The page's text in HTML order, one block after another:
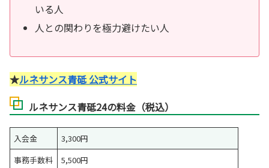
いる人
人との関わりを極力避けたい人
★ルネサンス青砥 公式サイト
ルネサンス青砥24の料金（税込）
入会金
3,300円
事務手数料
5,500円